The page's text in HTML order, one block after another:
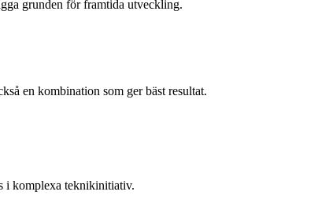
grunden för framtida utveckling.
en kombination som ger bäst resultat.
i komplexa teknikinitiativ.